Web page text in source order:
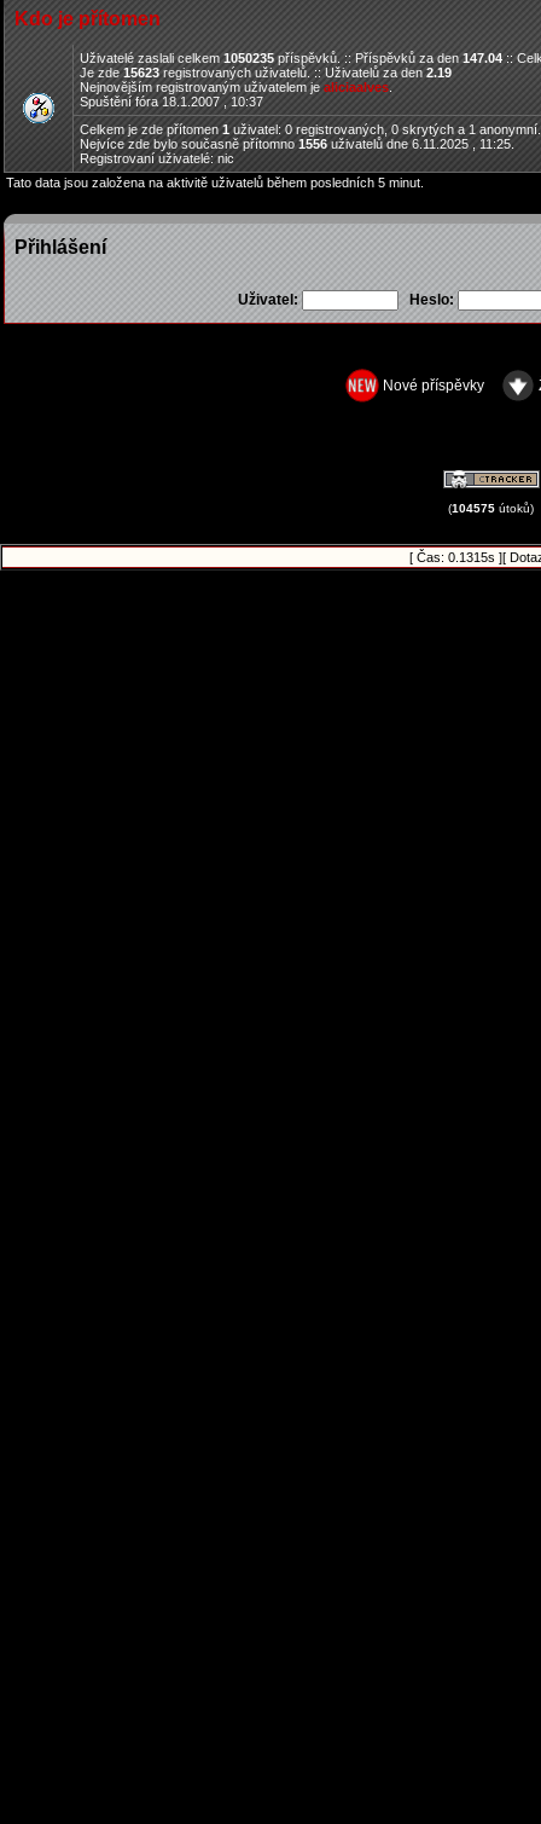
Kdo je přítomen
Uživatelé zaslali celkem1050235příspěvků. :: Příspěvků za den147.04::
Je zde15623 registrovaných uživatelů. :: Uživatelů za den2.19
Nejnovějším registrovaným uživatelem jealiciaalves
Spuštění fóra 18.1.2007 , 10:37
Celkem je zde přítomen 1 uživatel: 0 registrovaných, 0 skrytých a 1
Nejvíce zde bylo současně přítomno 1556 uživatelů dne 6.11.2025 , 11:25.
Registrovaní uživatelé: nic
Tato data jsou založena na aktivitě uživatelů během posledních 5 minut.
Přihlášení
Uživatel: Heslo:
Nové příspěvky
(104575 útoků)
[ Čas: 0.1315s ][